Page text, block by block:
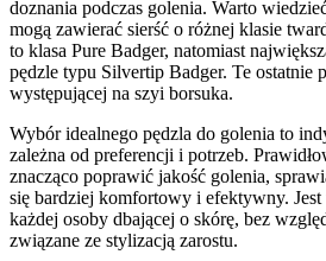
doznania podczas golenia. Warto
mogą zawierać sierść o różnej klasie
to klasa Pure Badger, natomiast
pędzle typu Silvertip Badger. Te ostatnie
występującej na szyi borsuka.
Wybór idealnego pędzla do golenia to
zależna od preferencji i potrzeb.
znacząco poprawić jakość golenia,
się bardziej komfortowy i efektywny. Jest
każdej osoby dbającej o skórę, bez
związane ze stylizacją zarostu.